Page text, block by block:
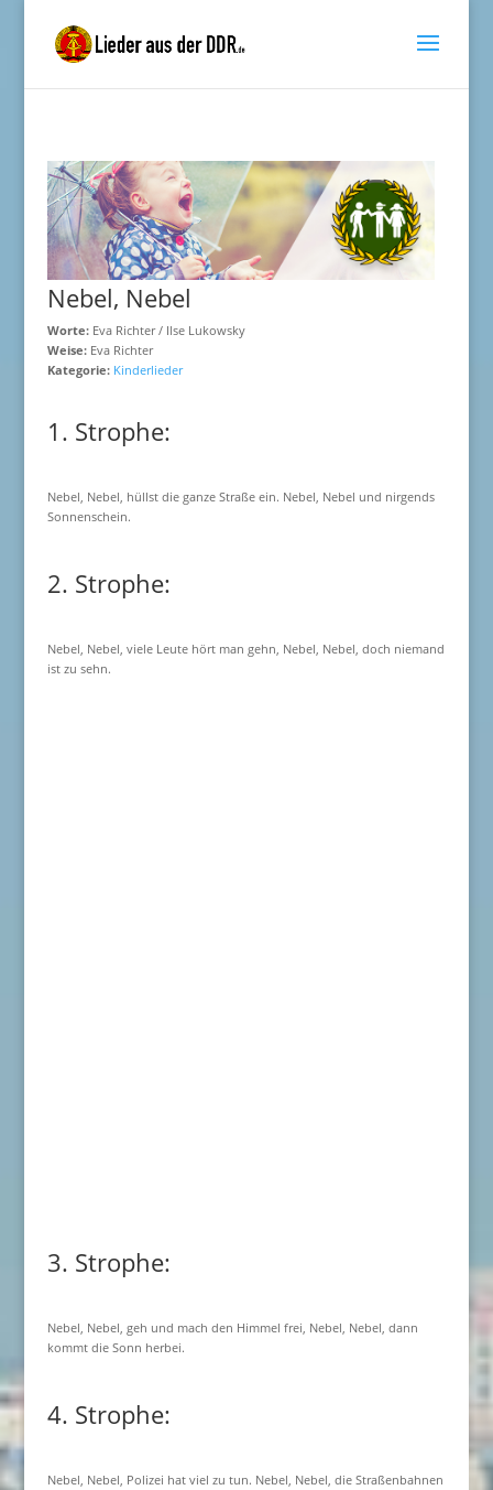
Nebel, Nebel
Worte:Eva Richter / Ilse Lukowsky
Weise:Eva Richter
Kategorie: Kinderlieder
1. Strophe:
Nebel, Nebel, hüllst die ganze Straße ein. Nebel, Nebel und nirgends
Sonnenschein.
2. Strophe:
Nebel, Nebel, viele Leute hört man gehn, Nebel, Nebel, doch niemand
ist zu sehn.
3. Strophe:
Nebel, Nebel, geh und mach den Himmel frei, Nebel, Nebel, dann
kommt die Sonn herbei.
4. Strophe:
Nebel, Nebel, Polizei hat viel zu tun. Nebel, Nebel, die Straßenbahnen